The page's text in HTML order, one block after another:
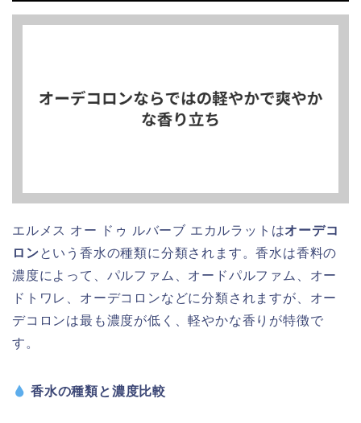
エルメス オー ドゥ ルバーブ エカルラットはオーデコ
ロンという香水の種類に分類されます。香水は香料の
濃度によって、パルファム、オードパルファム、オー
ドトワレ、オーデコロンなどに分類されますが、オー
デコロンは最も濃度が低く、軽やかな香りが特徴で
す。
香水の種類と濃度比較